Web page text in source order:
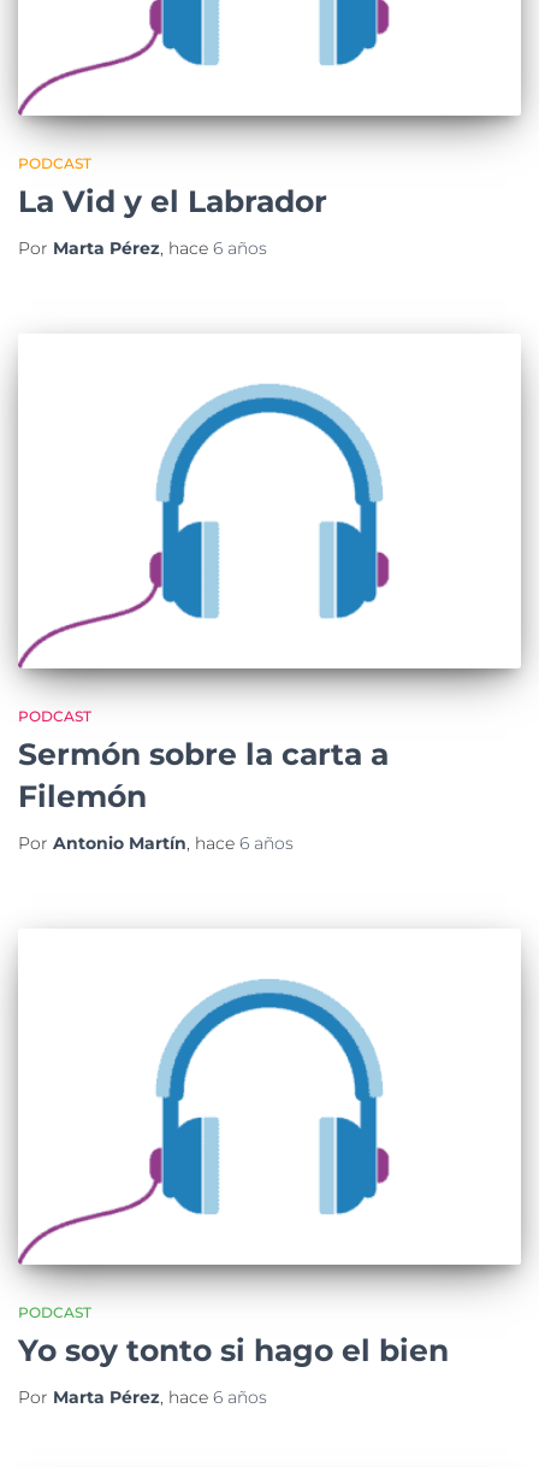
PODCAST
La Vid y el Labrador
Por Marta Pérez, hace 6 años
PODCAST
Sermón sobre la carta a
Filemón
Por Antonio Martín, hace 6 años
PODCAST
Yo soy tonto si hago el bien
Por Marta Pérez, hace 6 años